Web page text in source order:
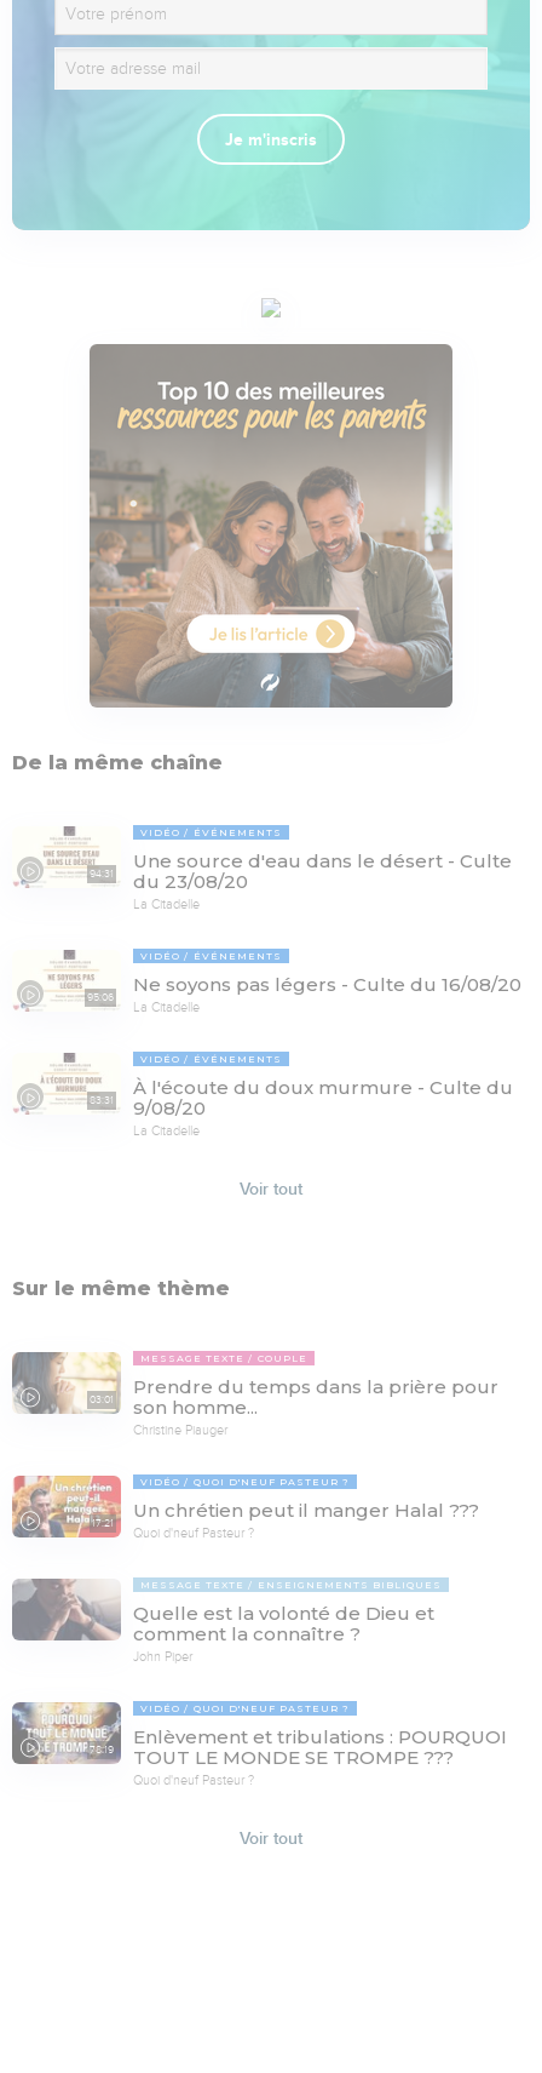
Je m'inscris
De la même chaîne
94:31
VIDÉO ÉVÉNEMENTS
Une source d'eau dans le désert - Culte
du 23/08/20
La Citadelle
95:06
VIDÉO ÉVÉNEMENTS
Ne soyons pas légers - Culte du 16/08/20
La Citadelle
83:31
VIDÉO ÉVÉNEMENTS
À l'écoute du doux murmure - Culte du
9/08/20
La Citadelle
Voir tout
Sur le même thème
03:01
MESSAGE TEXTE COUPLE
Prendre du temps dans la prière pour
son homme...
Christine Piauger
17:21
VIDÉO QUOI D'NEUF PASTEUR ?
Un chrétien peut il manger Halal ???
Quoi d'neuf Pasteur ?
MESSAGE TEXTE ENSEIGNEMENTS BIBLIQUES
Quelle est la volonté de Dieu et
comment la connaître ?
John Piper
78:19
VIDÉO QUOI D'NEUF PASTEUR ?
Enlèvement et tribulations : POURQUOI
TOUT LE MONDE SE TROMPE ???
Quoi d'neuf Pasteur ?
Voir tout